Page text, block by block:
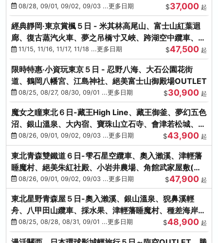
08/28, 09/01, 09/02, 09/03 ...更多日期 $37,000 起
經典靜岡‧東京賞楓５日 - 米其林高尾山、富士山紅葉迴
廊、復古蒸汽火車、夢之吊橋寸又峽、跨湖空中纜車、抹
茶體驗、三溪園
11/15, 11/16, 11/17, 11/18 ...更多日期 $47,500 起
限時特惠‧小資玩東京５日 - 忍野八海、大石公園花街
道、鶴岡八幡宮、江島神社、絕美富士山御殿場OUTLET
08/25, 08/27, 08/30, 09/01 ...更多日期 $30,900 起
魔女之瞳東北６日-藏王High Line、藏王御釜、夢幻五色
沼、銀山溫泉、大內宿、寶珠山立石寺、會津若松城、燒
肉吃到飽
08/26, 09/01, 09/02, 09/03 ...更多日期 $43,900 起
東北青森雙鐵道６日-雫石星空纜車、奧入瀨溪、津輕藩
睡魔村、絕美朱紅社殿、小岩井農場、角館武家屋敷(不
進免稅店)
08/26, 09/01, 09/02, 09/03 ...更多日期 $47,900 起
東北星野青森屋５日-奧入瀨溪、銀山溫泉、猊鼻溪輕
舟、八甲田山纜車、採水果、津輕藩睡魔村、種差海岸、
法式料理(不進免稅店)
08/25, 08/28, 08/31, 09/01 ...更多日期 $48,900 起